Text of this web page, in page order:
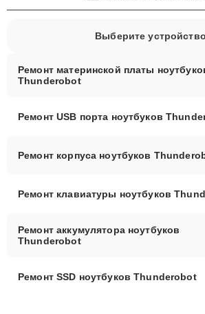
Выберите устройство
Ремонт материнской платы
Thunderobot
Ремонт USB порта ноутбуков
Ремонт корпуса ноутбуков
Ремонт клавиатуры ноутбуков
Ремонт аккумулятора ноутбуков
Thunderobot
Ремонт SSD ноутбуков Thunderobot